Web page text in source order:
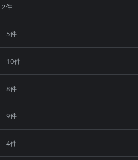
2件
5件
10件
8件
9件
4件